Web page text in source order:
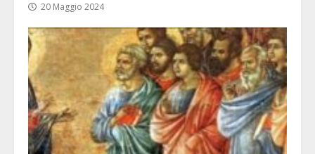
20 Maggio 2024